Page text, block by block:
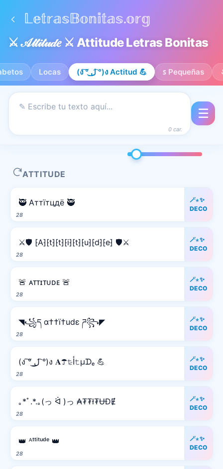
⚔️ 𝒜𝓉𝓉𝒾𝓉𝓊𝒹𝑒 ⚔️ Attitude Letras Bonitas
Locas (ง ͠° ͟ل͜ ͡°)ง Actitud 💪 ꜱ Pequeñas
0 car.
☰
ATTITUDE
28
🥷 Аттїтцдё 🥷
🪄⋆✨
DECO
28
⚔️🛡️ ⁅A⁆⁅t⁆⁅t⁆⁅i⁆⁅t⁆⁅u⁆⁅d⁆⁅e⁆ 🛡️⚔️
🪄⋆✨
DECO
28
🚨 ᴀᴛᴛɪᴛᴜᴅᴇ 🚨
🪄⋆✨
DECO
28
◥꧁ད α††ï†udε ཌ꧂◤
🪄⋆✨
DECO
28
(ง ͠° ͟ل͜ ͡°)ง 𝐀☂𝚝̷ﺃ𝚝µᗪₑ 💪
🪄⋆✨
DECO
28
｡*ﾟ.*.｡(っ ᐛ )っ ₳₮₮ł₮ɄĐɆ
🪄⋆✨
DECO
28
👑 ᴬᵗᵗⁱᵗᵘᵈᵉ 👑
🪄⋆✨
DECO